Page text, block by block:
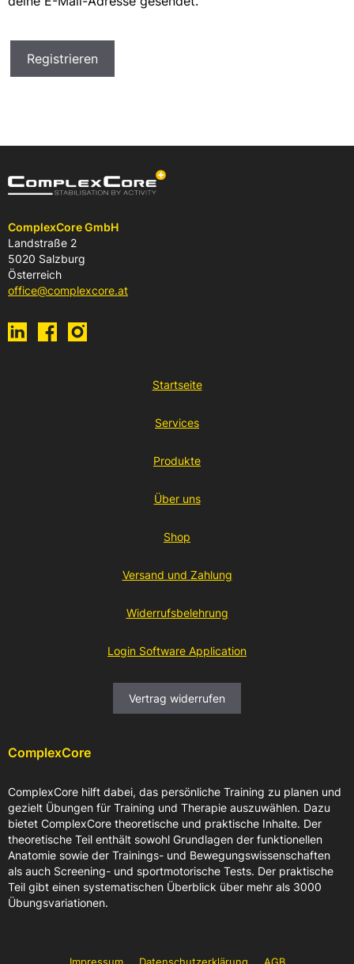
Registrieren
ComplexCore GmbH
Landstraße 2
5020 Salzburg
Österreich
office@complexcore.at
Startseite
Services
Produkte
Über uns
Shop
Versand und Zahlung
Widerrufsbelehrung
Login Software Application
Vertrag widerrufen
ComplexCore
ComplexCore hilft dabei, das persönliche Training zu planen und
gezielt Übungen für Training und Therapie auszuwählen. Dazu
bietet ComplexCore theoretische und praktische Inhalte. Der
theoretische Teil enthält sowohl Grundlagen der funktionellen
Anatomie sowie der Trainings- und Bewegungswissenschaften
als auch Screening- und sportmotorische Tests. Der praktische
Teil gibt einen systematischen Überblick über mehr als 3000
Übungsvariationen.